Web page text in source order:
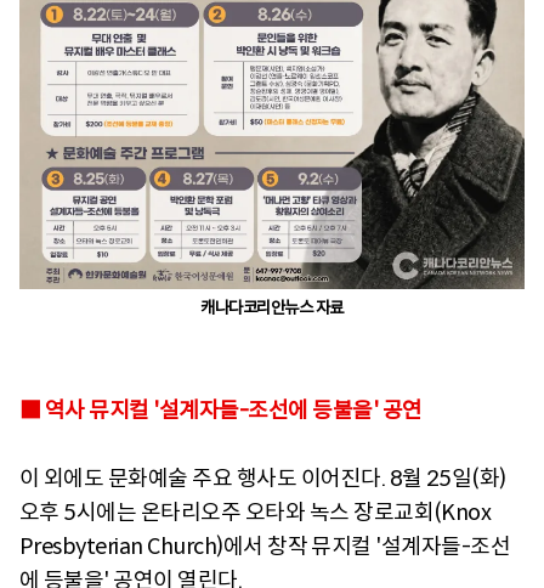
캐나다코리안뉴스 자료
■ 역사 뮤지컬 '설계자들-조선에 등불을' 공연
이 외에도 문화예술 주요 행사도 이어진다. 8월 25일(화)
오후 5시에는 온타리오주 오타와 녹스 장로교회(Knox
Presbyterian Church)에서 창작 뮤지컬 '설계자들-조선
에 등불을' 공연이 열린다.